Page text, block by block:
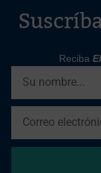
Reciba